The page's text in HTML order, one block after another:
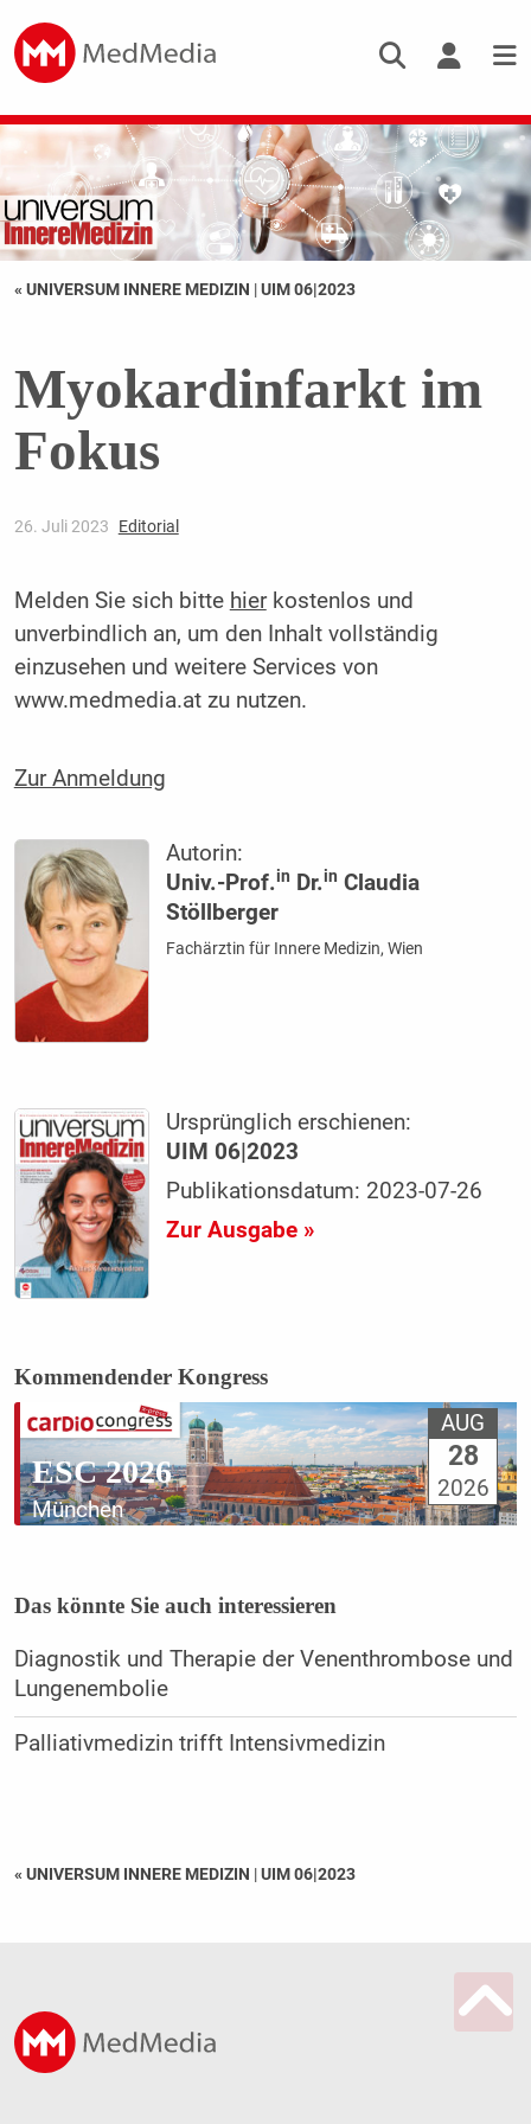
« UNIVERSUM INNERE MEDIZIN |UIM 06|2023
Myokardinfarkt im
Fokus
26. Juli 2023 Editorial
Melden Sie sich bitte hierkostenlos und
unverbindlich an, um den Inhalt vollständig
einzusehen und weitere Services von
www.medmedia.at zu nutzen.
Zur Anmeldung
Autorin:
Univ.-Prof.in Dr.in Claudia
Stöllberger
Fachärztin für Innere Medizin, Wien
Ursprünglich erschienen:
UIM 06|2023
Publikationsdatum: 2023-07-26
Zur Ausgabe »
Kommendender Kongress
ESC 2026
München
AUG
28
2026
Das könnte Sie auch interessieren
Diagnostik und Therapie der Venenthrombose und
Lungenembolie
Palliativmedizin trifft Intensivmedizin
« UNIVERSUM INNERE MEDIZIN |UIM 06|2023